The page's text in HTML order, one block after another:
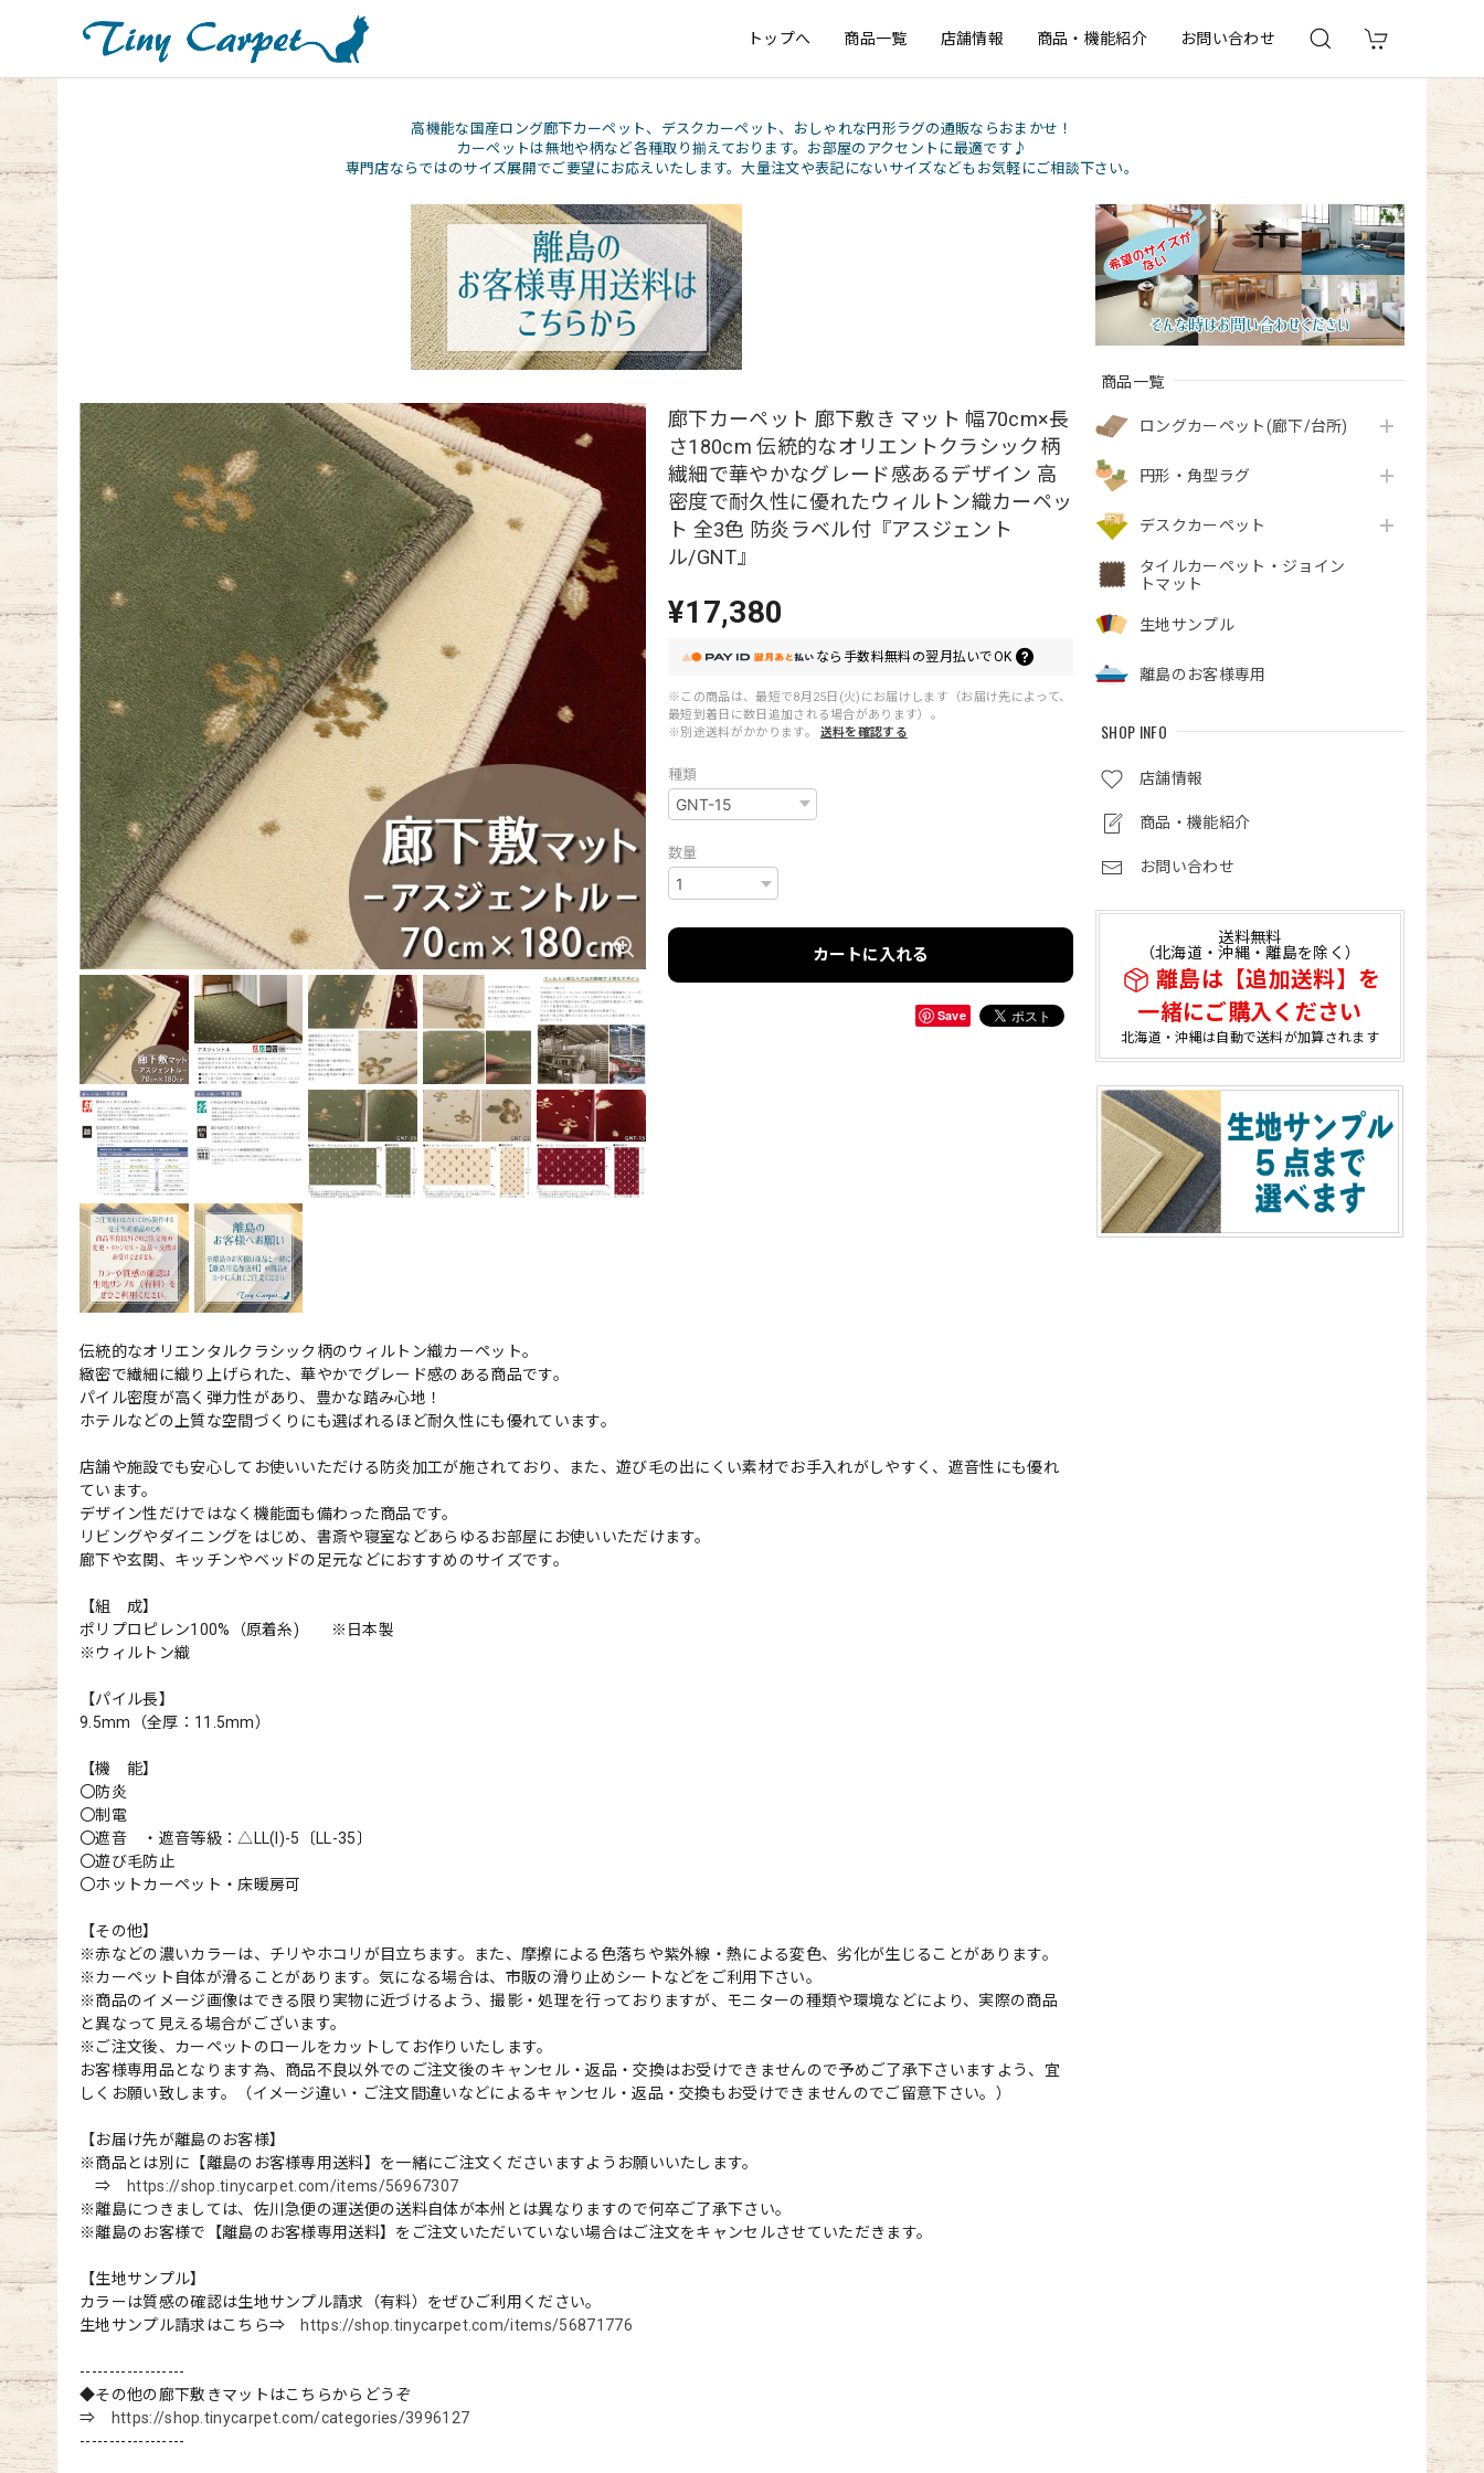
トップへ 商品一覧 店舗情報 商品・機能紹介 お問い合わせ
高機能な国産ロング廊下カーペット、デスクカーペット、おしゃれな円形ラグの通販ならおまかせ！
カーペットは無地や柄など各種取り揃えております。お部屋のアクセントに最適です♪
専門店ならではのサイズ展開でご要望にお応えいたします。大量注文や表記にないサイズなどもお気軽にご相談下さい。
商品一覧
ロングカーペット(廊下/台所)
円形・角型ラグ
デスクカーペット
タイルカーペット・ジョイン
トマット
生地サンプル
離島のお客様専用
SHOP INFO
店舗情報
商品・機能紹介
お問い合わせ
送料無料
（北海道・沖縄・離島を除く）
離島は【追加送料】を
一緒にご購入ください
北海道・沖縄は自動で送料が加算されます
廊下カーペット 廊下敷き マット 幅70cm×長
さ180cm 伝統的なオリエントクラシック柄
繊細で華やかなグレード感あるデザイン 高
密度で耐久性に優れたウィルトン織カーペッ
ト 全3色 防炎ラベル付『アスジェント
ル/GNT』
¥17,380
なら 手数料無料の翌月払いでOK
※この商品は、最短で8月25日(火)にお届けします（お届け先によって、
最短到着日に数日追加される場合があります）。
※別途送料がかかります。
送料を確認する
種類
数量
カートに入れる
Save
伝統的なオリエンタルクラシック柄のウィルトン織カーペット。
緻密で繊細に織り上げられた、華やかでグレード感のある商品です。
パイル密度が高く弾力性があり、豊かな踏み心地！
ホテルなどの上質な空間づくりにも選ばれるほど耐久性にも優れています。
店舗や施設でも安心してお使いいただける防炎加工が施されており、また、遊び毛の出にくい素材でお手入れがしやすく、遮音性にも優れ
ています。
デザイン性だけではなく機能面も備わった商品です。
リビングやダイニングをはじめ、書斎や寝室などあらゆるお部屋にお使いいただけます。
廊下や玄関、キッチンやベッドの足元などにおすすめのサイズです。
【組 成】
ポリプロピレン100%（原着糸) ※日本製
※ウィルトン織
【パイル長】
9.5mm（全厚：11.5mm）
【機 能】
〇防炎
〇制電
〇遮音 ・遮音等級：△LL(I)-5〔LL-35〕
〇遊び毛防止
〇ホットカーペット・床暖房可
【その他】
※赤などの濃いカラーは、チリやホコリが目立ちます。また、摩擦による色落ちや紫外線・熱による変色、劣化が生じることがあります。
※カーペット自体が滑ることがあります。気になる場合は、市販の滑り止めシートなどをご利用下さい。
※商品のイメージ画像はできる限り実物に近づけるよう、撮影・処理を行っておりますが、モニターの種類や環境などにより、実際の商品
と異なって見える場合がございます。
※ご注文後、カーペットのロールをカットしてお作りいたします。
お客様専用品となります為、商品不良以外でのご注文後のキャンセル・返品・交換はお受けできませんので予めご了承下さいますよう、宜
しくお願い致します。（イメージ違い・ご注文間違いなどによるキャンセル・返品・交換もお受けできませんのでご留意下さい。）
【お届け先が離島のお客様】
※商品とは別に【離島のお客様専用送料】を一緒にご注文くださいますようお願いいたします。
⇒
https://shop.tinycarpet.com/items/56967307
※離島につきましては、佐川急便の運送便の送料自体が本州とは異なりますので何卒ご了承下さい。
※離島のお客様で【離島のお客様専用送料】をご注文いただいていない場合はご注文をキャンセルさせていただきます。
【生地サンプル】
カラーは質感の確認は生地サンプル請求（有料）をぜひご利用ください。
生地サンプル請求はこちら⇒ https://shop.tinycarpet.com/items/56871776
------------------
◆その他の廊下敷きマットはこちらからどうぞ
⇒
https://shop.tinycarpet.com/categories/3996127
------------------